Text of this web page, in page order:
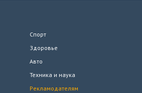
Спорт
Здоровье
Авто
Техника и наука
Рекламодателям